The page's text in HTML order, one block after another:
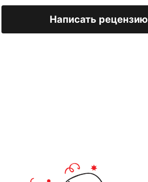
Написать рецензию